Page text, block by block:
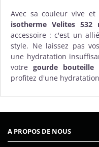
Avec sa couleur vive
isotherme Velites 532
accessoire : c'est un
style. Ne laissez pas
une hydratation
votre gourde
profitez d'une
A PROPOS DE NOUS